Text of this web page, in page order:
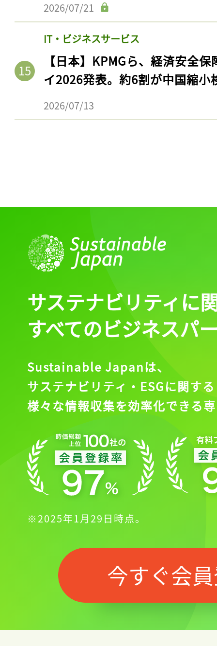
2026/07/21
IT・ビジネスサービス
【日本】KPMGら、経済安全
イ2026発表。約6割が中国縮小
2026/07/13
サステナビリティに
すべてのビジネスパ
Sustainable Japanは、
サステナビリティ・ESGに関する
様々な情報収集を効率化できる
※2025年1月29日時点。
今すぐ会